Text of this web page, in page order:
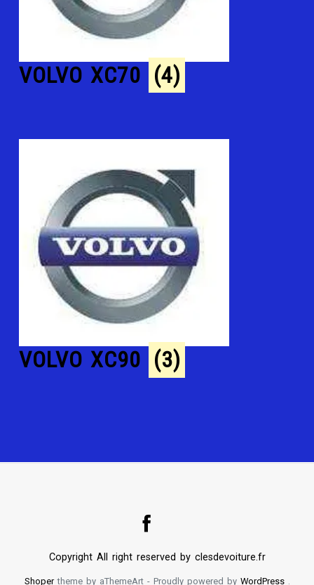
VOLVO XC70 (4)
VOLVO XC90 (3)
Copyright All right reserved by clesdevoiture.fr
Shopertheme by aThemeArt - Proudly powered by WordPress.